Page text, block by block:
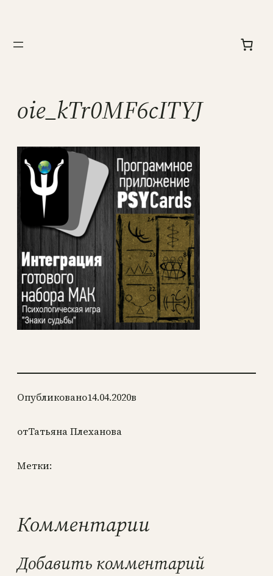
содержимому
oie_kTr0MF6cITYJ
Опубликовано14.04.2020в
отТатьяна Плеханова
Метки:
Комментарии
Добавить комментарий